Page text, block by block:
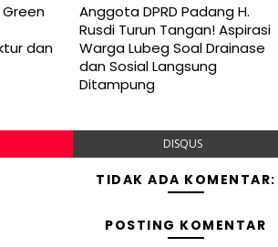
dan
Anggota DPRD Padang H.
Rusdi Turun Tangan! Aspirasi
Warga Lubeg Soal Drainase
dan Sosial Langsung
Ditampung
DISQUS
TIDAK ADA KOMENTAR:
POSTING KOMENTAR